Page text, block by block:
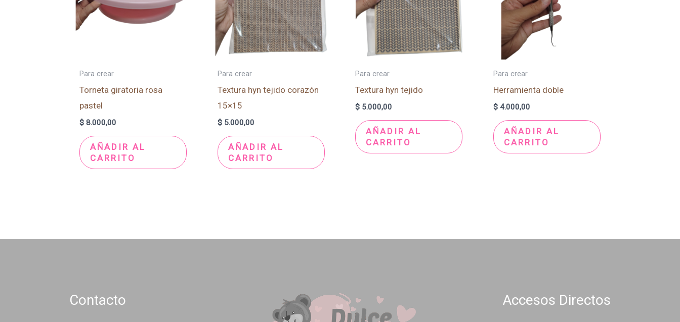
Para crear
Torneta giratoria rosa
pastel
$ 8.000,00
AÑADIR AL
CARRITO
Para crear
Textura hyn tejido corazón
15×15
$5.000,00
AÑADIR AL
CARRITO
Para crear
Textura hyn tejido
$ 5.000,00
AÑADIR AL
CARRITO
Para crear
Herramienta doble
$4.000,00
AÑADIR AL
CARRITO
Contacto Accesos Directos